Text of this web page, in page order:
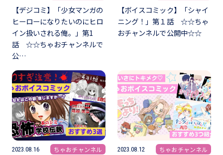
【デジコミ】「少女マンガの
ヒーローになりたいのにヒロ
イン扱いされる俺。」第1
話 ☆☆ちゃおチャンネルで
公…
【ボイスコミック】「シャイ
ニング！」第１話 ☆☆ちゃ
おチャンネルで公開中☆☆
2023.08.16 ちゃおチャンネル 2023.08.12 ちゃおチャンネル